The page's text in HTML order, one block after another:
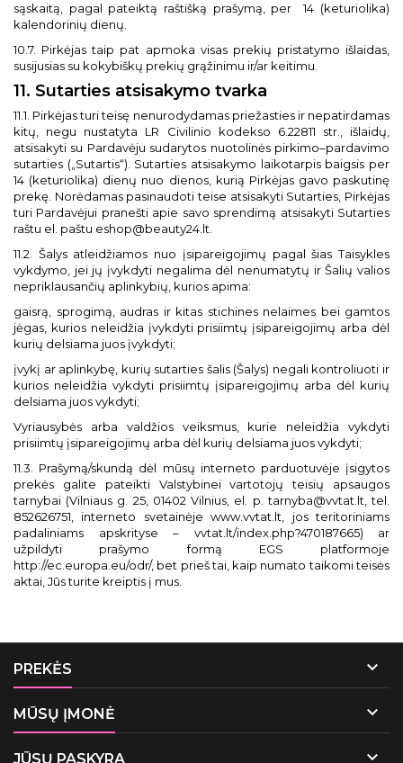
sąskaitą, pagal pateiktą raštišką prašymą, per
14 (keturiolika)
kalendorinių dienų.
10.7. Pirkėjas taip pat apmoka visas prekių pristatymo išlaidas,
susijusias su kokybiškų prekių grąžinimu ir/ar keitimu.
11. Sutarties atsisakymo tvarka
11.1. Pirkėjas turi teisę nenurodydamas priežasties ir nepatirdamas
kitų, negu nustatyta LR Civilinio kodekso 6.22811 str., išlaidų,
atsisakyti su Pardavėju sudarytos nuotolinės pirkimo–pardavimo
sutarties („Sutartis“). Sutarties atsisakymo laikotarpis baigsis per
14 (keturiolika) dienų nuo dienos, kurią Pirkėjas gavo paskutinę
prekę. Norėdamas pasinaudoti teise atsisakyti Sutarties, Pirkėjas
turi Pardavėjui pranešti apie savo sprendimą atsisakyti Sutarties
raštu el. paštu eshop@beauty24.lt.
11.2. Šalys atleidžiamos nuo įsipareigojimų pagal šias Taisykles
vykdymo, jei jų įvykdyti negalima dėl nenumatytų ir Šalių valios
nepriklausančių aplinkybių, kurios apima:
gaisrą, sprogimą, audras ir kitas stichines nelaimes bei gamtos
jėgas, kurios neleidžia įvykdyti prisiimtų įsipareigojimų arba dėl
kurių delsiama juos įvykdyti;
įvykį ar aplinkybę, kurių sutarties šalis (Šalys) negali kontroliuoti ir
kurios neleidžia vykdyti prisiimtų įsipareigojimų arba dėl kurių
delsiama juos vykdyti;
Vyriausybės arba valdžios veiksmus, kurie neleidžia vykdyti
prisiimtų įsipareigojimų arba dėl kurių delsiama juos vykdyti;
11.3. Prašymą/skundą dėl mūsų interneto parduotuvėje įsigytos
prekės galite pateikti Valstybinei vartotojų teisių apsaugos
tarnybai (Vilniaus g. 25, 01402 Vilnius, el. p. tarnyba@vvtat.lt, tel.
852626751, interneto svetainėje www.vvtat.lt, jos teritoriniams
padaliniams apskrityse – vvtat.lt/index.php?470187665) ar
užpildyti prašymo formą EGS platformoje
http://ec.europa.eu/odr/, bet prieš tai, kaip numato taikomi teisės
aktai, Jūs turite kreiptis į mus.
PREKĖS 
MŪSŲ ĮMONĖ 
JŪSŲ PASKYRA 